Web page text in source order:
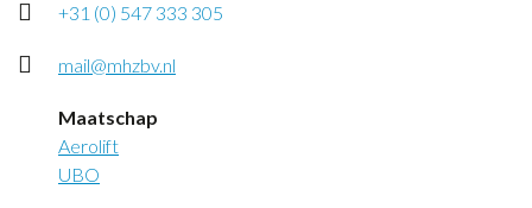
+31 (0) 547 333 305
mail@mhzbv.nl
Maatschap
Aerolift
UBO